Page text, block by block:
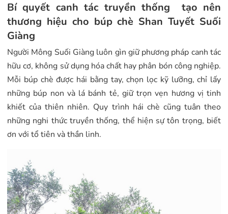
Bí quyết canh tác truyền thống tạo nên
thương hiệu cho búp chè Shan Tuyết Suối
Giàng
Người Mông Suối Giàng luôn gìn giữ phương pháp canh tác
hữu cơ, không sử dụng hóa chất hay phân bón công nghiệp.
Mỗi búp chè được hái bằng tay, chọn lọc kỹ lưỡng, chỉ lấy
những búp non và lá bánh tẻ, giữ trọn vẹn hương vị tinh
khiết của thiên nhiên. Quy trình hái chè cũng tuân theo
những nghi thức truyền thống, thể hiện sự tôn trọng, biết
ơn với tổ tiên và thần linh.